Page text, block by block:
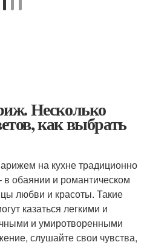
Несколько
как выбрать
на кухне традиционно
в обаянии и романтическом
любви и красоты. Такие
казаться легкими и
и умиротворенными
слушайте свои чувства,